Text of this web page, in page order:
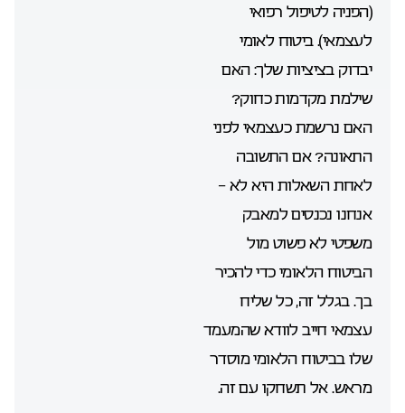
(הפניה לטיפול רפואי
לעצמאי). ביטוח לאומי
יבדוק בציציות שלך: האם
שילמת מקדמות כחוק?
האם נרשמת כעצמאי לפני
התאונה? אם התשובה
לאחת השאלות היא לא –
אנחנו נכנסים למאבק
משפטי לא פשוט מול
הביטוח הלאומי כדי להכיר
בך. בגלל זה, כל שליח
עצמאי חייב לוודא שהמעמד
שלו בביטוח הלאומי מוסדר
מראש. אל תשחקו עם זה.